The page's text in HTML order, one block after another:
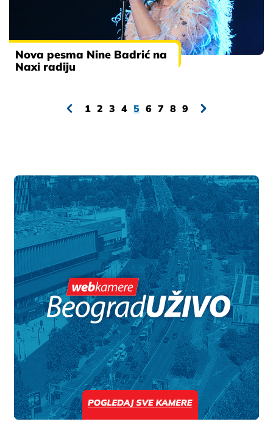
Nova pesma Nine Badrić na
Naxi radiju
1 2 3 4 5 6 7 8 9